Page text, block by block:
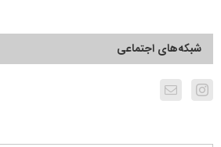
شبکه‌های اجتماعی